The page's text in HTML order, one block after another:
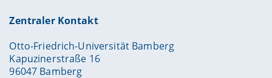
Zentraler Kontakt
Otto-Friedrich-Universität Bamberg
Kapuzinerstraße 16
96047 Bamberg